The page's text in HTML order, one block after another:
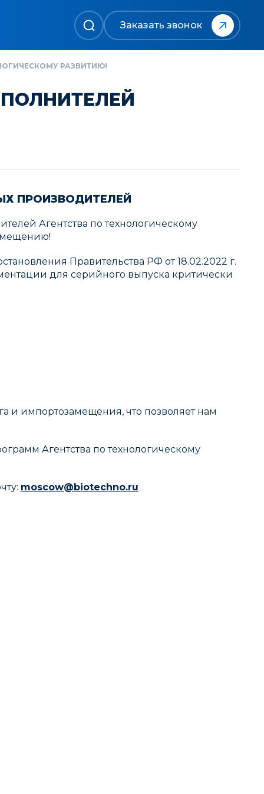
Заказать звонок
РАЗВИТИЮ!
ПРОИЗВОДИТЕЛЕЙ
Агентства по технологическому
Правительства РФ от 18.02.2022 г.
для серийного выпуска критически
импортозамещения, что позволяет нам
Агентства по технологическому
moscow@biotechno.ru